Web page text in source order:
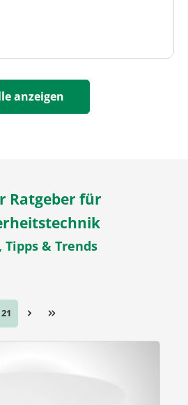
anzeigen
Ratgeber für
Tipps & Trends
Seite
21